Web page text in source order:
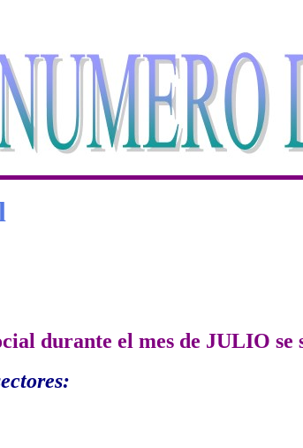
durante el mes de JULIO se